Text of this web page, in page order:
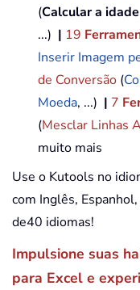
(Calcular a
...) | 19
Inserir Imagem
de Conversão (
Moeda, ...) | 7
(Mesclar Linhas
muito mais
Use o Kutools no
com Inglês,
de40 idiomas!
Impulsione suas
para Excel e